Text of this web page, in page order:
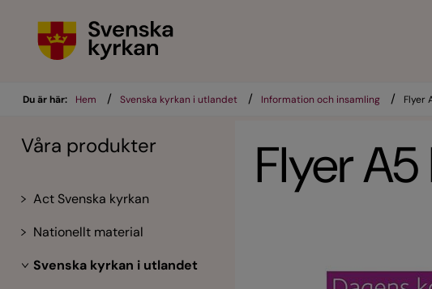
Du är här: Hem / Svenska kyrkan i utlandet / Information och insamling / Flyer
Våra produkter
Act Svenska kyrkan
Nationellt material
Svenska kyrkan i utlandet
Flyer